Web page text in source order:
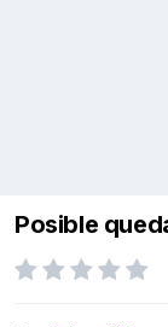
Posible